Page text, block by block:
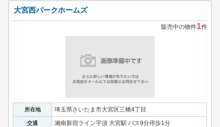
大宮西パークホームズ
販売中の物件1件
所在地 埼玉県さいたま市大宮区三橋4丁目
交通 湘南新宿ライン宇須 大宮駅 バス9分停歩1分